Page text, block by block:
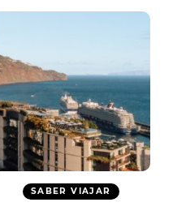
SABER VIAJAR